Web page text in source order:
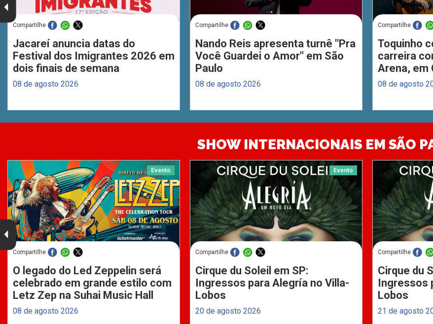
Compartilhe
Jacareí anuncia datas do
Festival dos Imigrantes 2026 em
dois finais de semana
08 de agosto 2026
Compartilhe
Nando Reis apresenta turnê "Pra
Você Guardei o Amor" em São
Paulo
08 de agosto 2026
Compartilhe
Toquinho
carreira
Arena, em
08 de agosto
SHOW INTERNACIONAIS EM SÃO
Evento
Compartilhe
O legado do Led Zeppelin será
celebrado em grande estilo com
Letz Zep na Suhai Music Hall
08 de agosto 2026
Evento
Compartilhe
Cirque du Soleil em SP:
Ingressos para Alegría no Villa-
Lobos
20 de agosto 2026
Compartilhe
Cirque du
Ingressos
Lobos
21 de agosto